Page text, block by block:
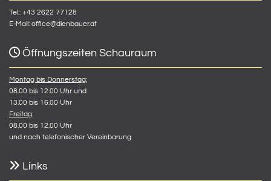
Tel.: +43 2622 77128
E-Mail: office@dienbauer.at
Öffnungszeiten Schauraum
Montag bis Donnerstag:
08.00 bis 12.00 Uhr und
13.00 bis 16.00 Uhr
Freitag:
08.00 bis 12.00 Uhr
und nach telefonischer Vereinbarung
 Links